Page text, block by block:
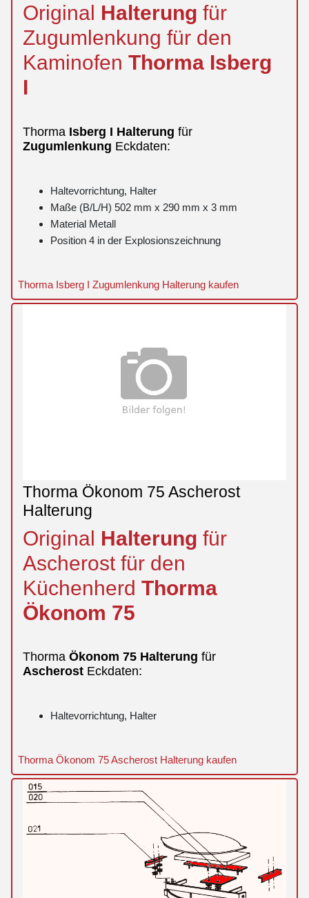
Original Halterung für
Zugumlenkung für den
Kaminofen Thorma Isberg
I
Thorma Isberg I Halterung für
Zugumlenkung Eckdaten:
Haltevorrichtung, Halter
Maße (B/L/H) 502 mm x 290 mm x 3 mm
Material Metall
Position 4 in der Explosionszeichnung
Thorma Isberg I Zugumlenkung Halterung kaufen
Thorma Ökonom 75 Ascherost
Halterung
Original Halterung für
Ascherost für den
Küchenherd Thorma
Ökonom 75
Thorma Ökonom 75 Halterung für
Ascherost Eckdaten:
Haltevorrichtung, Halter
Thorma Ökonom 75 Ascherost Halterung kaufen